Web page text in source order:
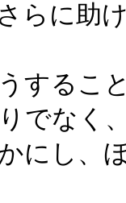
らに助
するこ
でなく
にし、